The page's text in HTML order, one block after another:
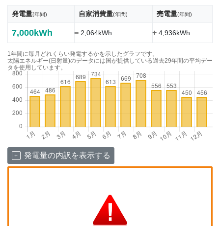
発電量(年間) 自家消費量(年間) 売電量(年間)
7,000kWh =2,064kWh +4,936kWh
1年間に毎月どれくらい発電するかを示したグラフです。
太陽エネルギー(日射量)のデータには国が提供している過去29年間の平均デー
タを使用しています。
発電量の内訳を表示する